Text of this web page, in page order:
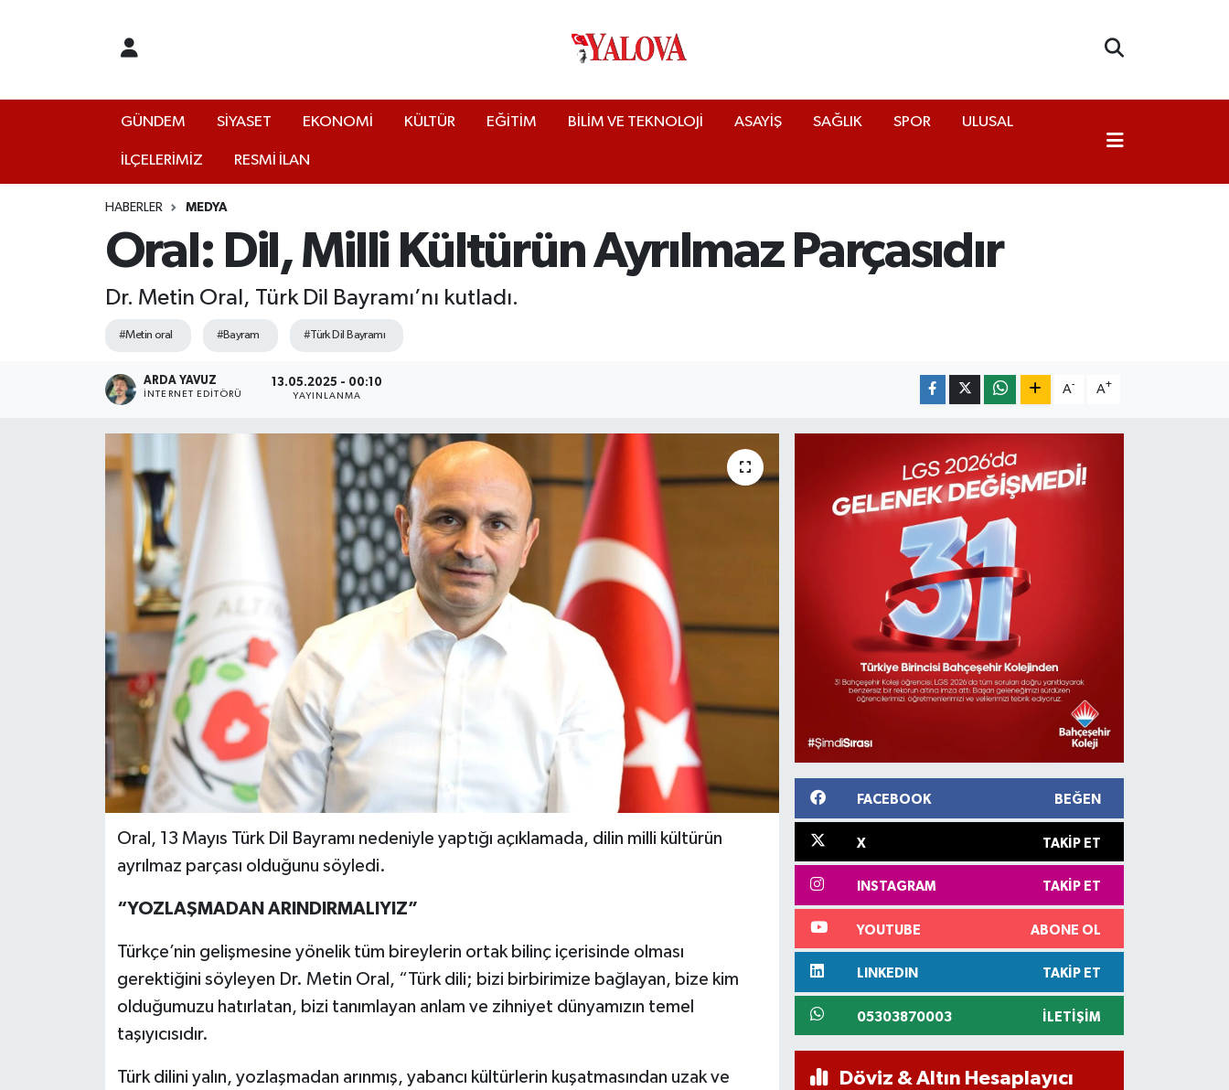
GÜNDEM SİYASET EKONOMİ KÜLTÜR EĞİTİM BİLİM VE TEKNOLOJİ ASAYİŞ SAĞLIK SPOR ULUSAL
İLÇELERİMİZ RESMİ İLAN
HABERLER MEDYA
Oral: Dil, Milli Kültürün Ayrılmaz Parçasıdır
Dr. Metin Oral, Türk Dil Bayramı’nı kutladı.
#Metin oral #Bayram #Türk Dil Bayramı
ARDA YAVUZ
İNTERNET EDITÖRÜ
13.05.2025 - 00:10
YAYINLANMA
A- A+
Oral, 13 Mayıs Türk Dil Bayramı nedeniyle yaptığı açıklamada, dilin milli kültürün
ayrılmaz parçası olduğunu söyledi.
“YOZLAŞMADAN ARINDIRMALIYIZ”
Türkçe’nin gelişmesine yönelik tüm bireylerin ortak bilinç içerisinde olması
gerektiğini söyleyen Dr. Metin Oral, “Türk dili; bizi birbirimize bağlayan, bize kim
olduğumuzu hatırlatan, bizi tanımlayan anlam ve zihniyet dünyamızın temel
taşıyıcısıdır.
Türk dilini yalın, yozlaşmadan arınmış, yabancı kültürlerin kuşatmasından uzak ve
FACEBOOK BEĞEN
X TAKIP ET
INSTAGRAM TAKIP ET
YOUTUBE ABONE OL
LINKEDIN TAKIP ET
05303870003 İLETIŞIM
Döviz & Altın Hesaplayıcı
EKONOMİ
KÜLTÜR
BİLİM VE TEKNOLOJİ
SAĞLIK
ULUSAL
İLÇELERİMİZ
RESMİ İLAN
Yalova Hava Durumu
Yalova Namaz Vakitleri
Yalova Trafik Yoğunluk Haritası
Puan Durumu ve Fikstür
Tüm Manşetler
Haber Arşivi